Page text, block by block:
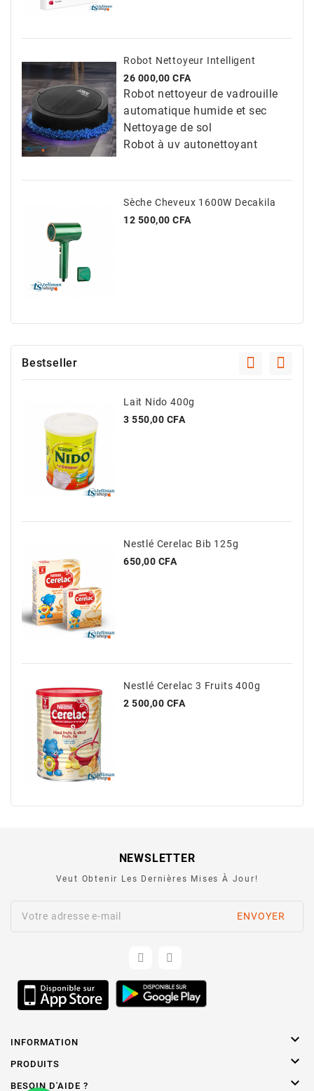
Robot Nettoyeur Intelligent
Prix
26 000,00 CFA
Robot nettoyeur de vadrouille
automatique humide et sec
Nettoyage de sol
Robot à uv autonettoyant
Sèche Cheveux 1600W Decakila
Prix
12 500,00 CFA
Bestseller
Lait Nido 400g
Prix
3 550,00 CFA
Nestlé Cerelac Bib 125g
Prix
650,00 CFA
Nestlé Cerelac 3 Fruits 400g
Prix
2 500,00 CFA
NEWSLETTER
Veut Obtenir Les Dernières Mises À Jour!
INFORMATION 
PRODUITS 
BESOIN D'AIDE ? 